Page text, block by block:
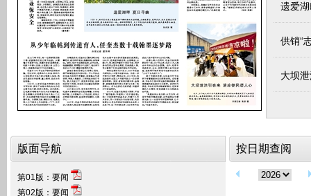
遗爱
供销“
大坝
版面导航
第01版：要闻
第02版：要闻
按日期查阅